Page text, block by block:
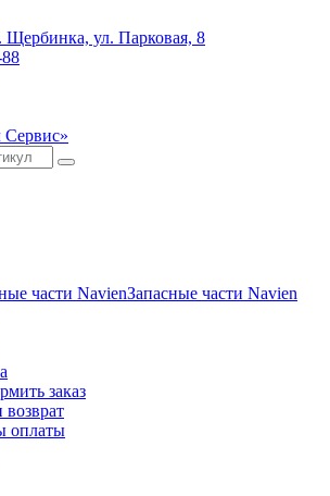
Щербинка, ул. Парковая, 8
Запасные части Navien
заказ
оплаты